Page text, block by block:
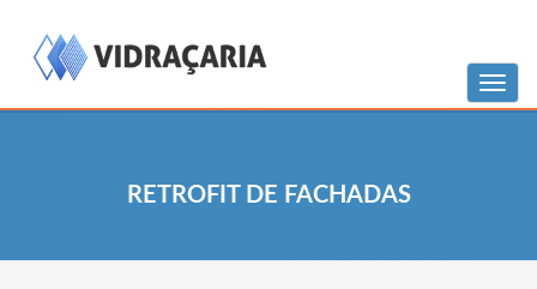
RETROFIT DE FACHADAS
Menu